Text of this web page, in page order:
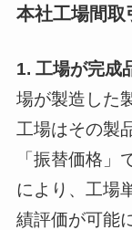
本社工場間取
1. 工場が完成
場が製造した
工場はその製
「振替価格
により、工場
績評価が可能